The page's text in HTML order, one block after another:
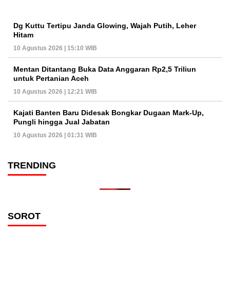
Dg Kuttu Tertipu Janda Glowing, Wajah Putih, Leher
Hitam
10 Agustus 2026 | 15:10 WIB
Mentan Ditantang Buka Data Anggaran Rp2,5 Triliun
untuk Pertanian Aceh
10 Agustus 2026 | 12:21 WIB
Kajati Banten Baru Didesak Bongkar Dugaan Mark-Up,
Pungli hingga Jual Jabatan
10 Agustus 2026 | 01:31 WIB
TRENDING
SOROT